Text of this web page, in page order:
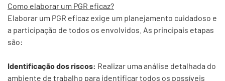
Como elaborar um PGR eficaz?
Elaborar um PGR eficaz exige um planejamento cuidadoso e
a participação de todos os envolvidos. As principais etapas
são:
Identificação dos riscos: Realizar uma análise detalhada do
ambiente de trabalho para identificar todos os possíveis